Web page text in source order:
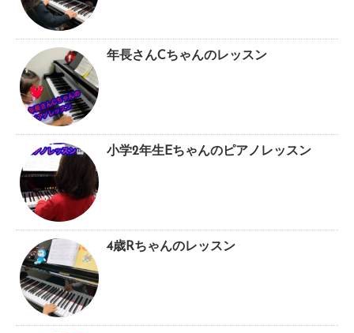
年長さんCちゃんのレッスン
小学2年生Eちゃんのピアノレッスン
4歳Rちゃんのレッスン